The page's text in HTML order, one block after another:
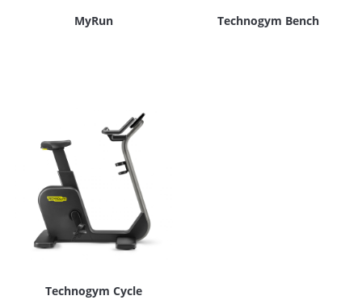
MyRun Technogym Bench
Technogym Cycle